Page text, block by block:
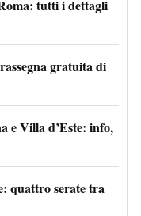
tutti i dettagli
gratuita di
e Villa d’Este: info,
quattro serate tra